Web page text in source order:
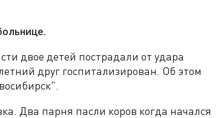
двое детей пострадали от удара
друг госпитализирован. Об этом
Два парня пасли коров когда начался